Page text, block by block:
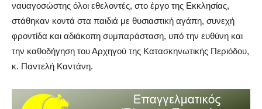
ναυαγοσώστης όλοι εθελοντές, στο έργο της Εκκλησίας,
στάθηκαν κοντά στα παιδιά με θυσιαστική αγάπη, συνεχή
φροντίδα και αδιάκοπη συμπαράσταση, υπό την ευθύνη και
την καθοδήγηση του Αρχηγού της Κατασκηνωτικής Περιόδου,
κ. Παντελή Καντάνη.